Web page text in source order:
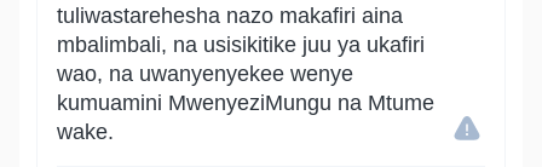
tuliwastarehesha nazo makafiri aina
mbalimbali, na usisikitike juu ya ukafiri
wao, na uwanyenyekee wenye
kumuamini MwenyeziMungu na Mtume
wake.